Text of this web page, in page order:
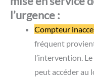
RIB, votre
les documents
Fournisseur mal
n’offrent pas la
Certains
week-end,